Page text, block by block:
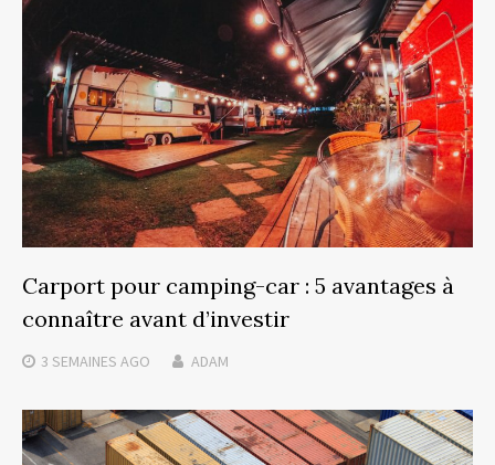
Carport pour camping-car : 5 avantages à
connaître avant d’investir
3 SEMAINES AGO ADAM